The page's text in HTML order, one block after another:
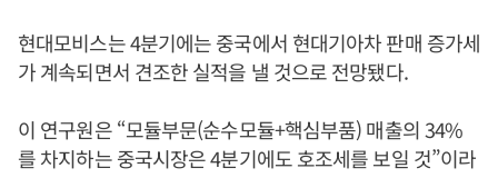
현대모비스는 4분기에는 중국에서 현대기아차 판매 증가세
가 계속되면서 견조한 실적을 낼 것으로 전망됐다.
이 연구원은 “모듈부문(순수모듈+핵심부품) 매출의 34%
를 차지하는 중국시장은 4분기에도 호조세를 보일 것”이라